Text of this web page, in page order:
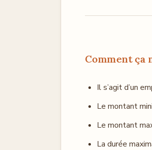
Comment ça
Il s’agit d’un
Le montant
Le montant
La durée